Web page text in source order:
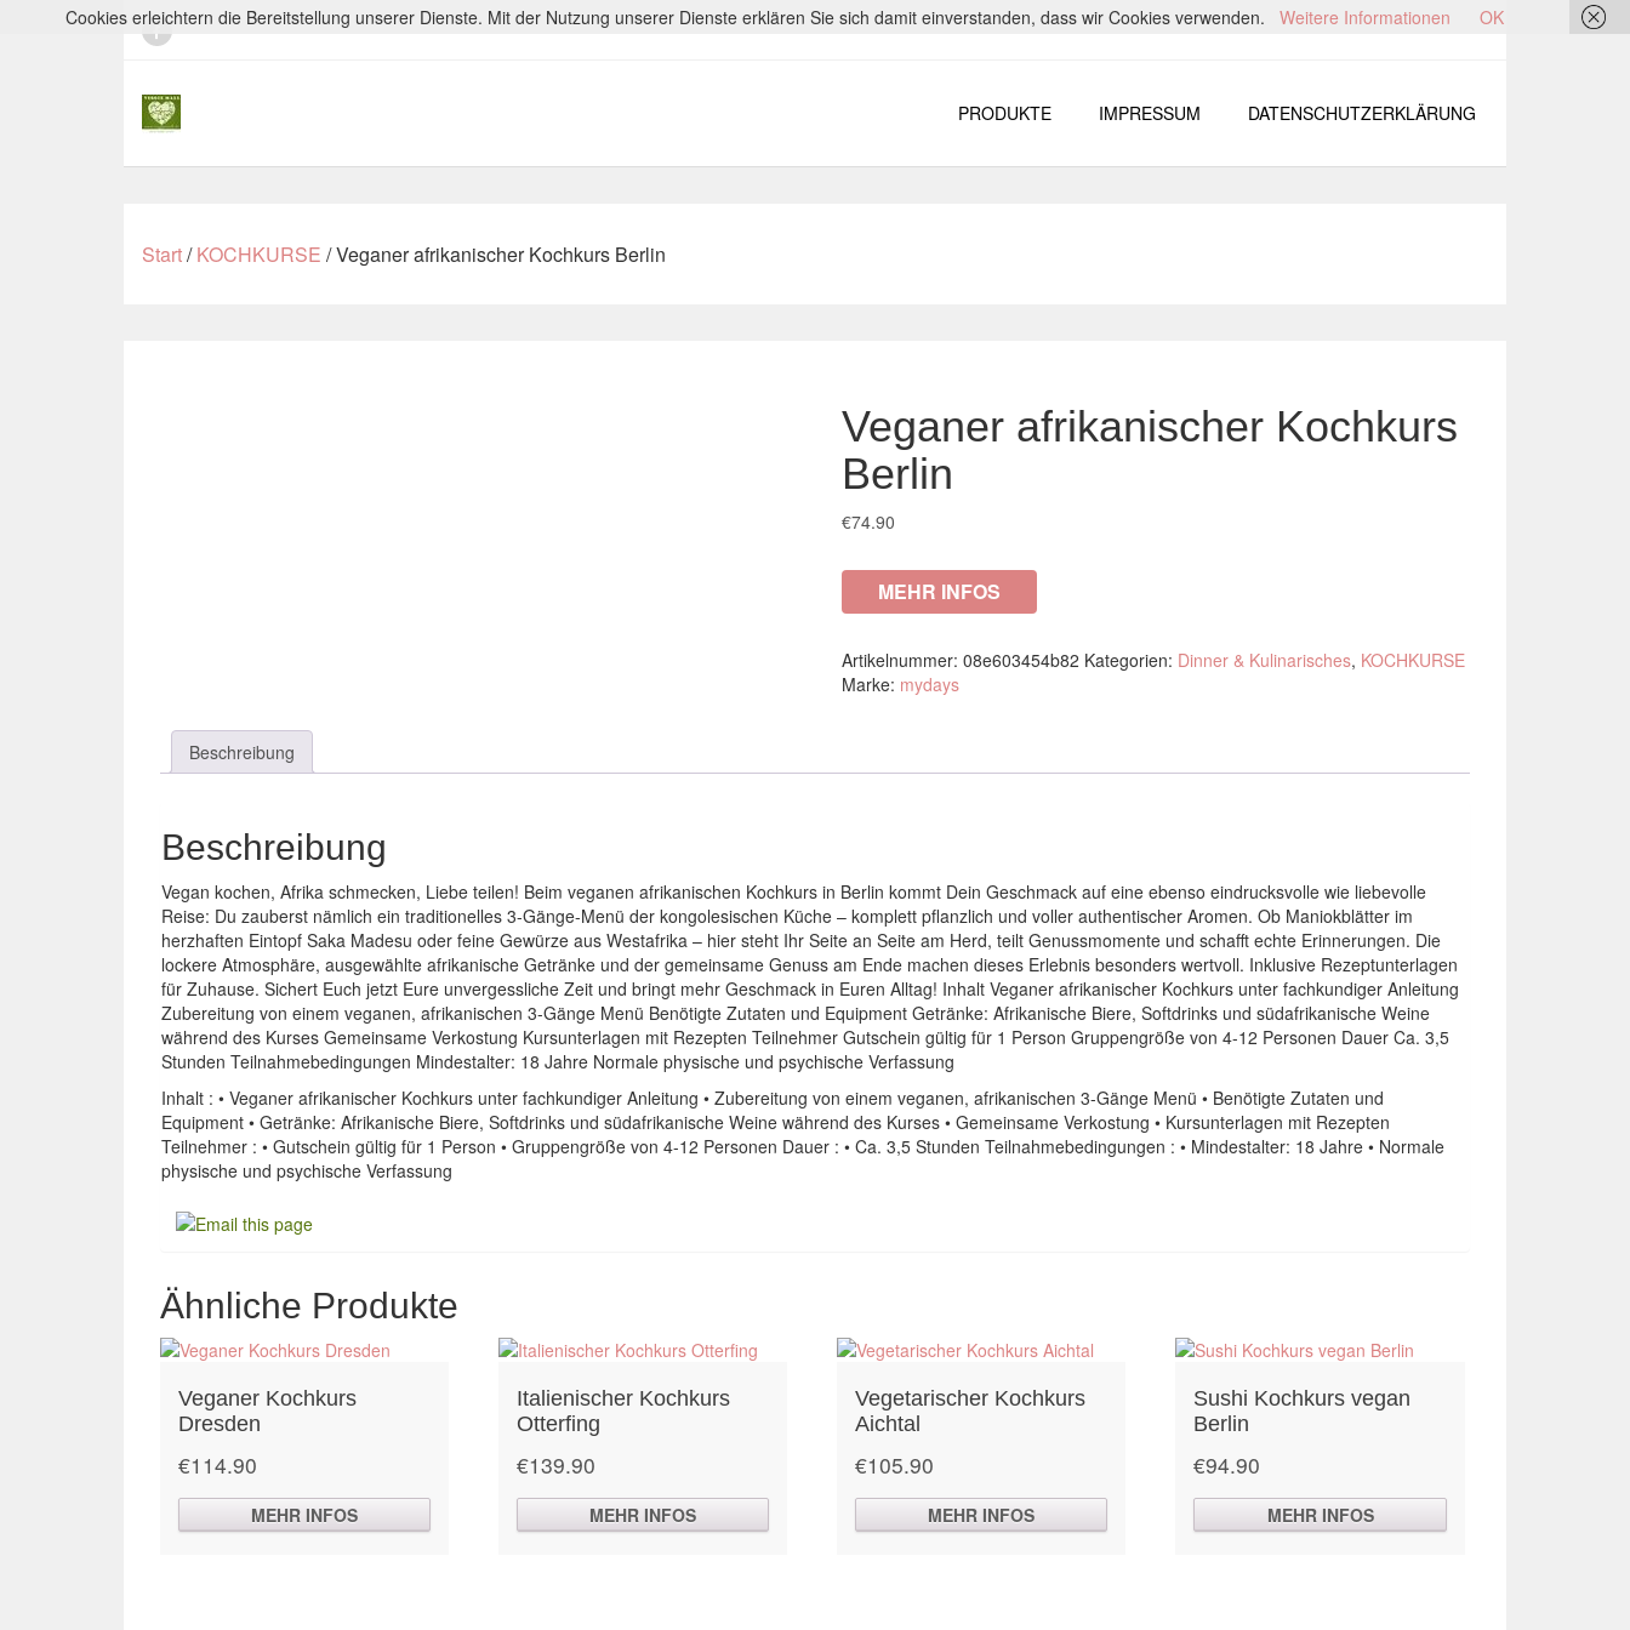
PRODUKTE IMPRESSUM DATENSCHUTZERKLÄRUNG
Start/KOCHKURSE / Veganer afrikanischer Kochkurs Berlin
Veganer afrikanischer Kochkurs
Berlin
€74.90
MEHR INFOS
Artikelnummer: 08e603454b82 Kategorien: Dinner & Kulinarisches, KOCHKURSE
Marke: mydays
Beschreibung
Beschreibung
Vegan kochen, Afrika schmecken, Liebe teilen! Beim veganen afrikanischen Kochkurs in Berlin kommt Dein Geschmack auf eine ebenso eindrucksvolle wie liebevolle
Reise: Du zauberst nämlich ein traditionelles 3-Gänge-Menü der kongolesischen Küche – komplett pflanzlich und voller authentischer Aromen. Ob Maniokblätter im
herzhaften Eintopf Saka Madesu oder feine Gewürze aus Westafrika – hier steht Ihr Seite an Seite am Herd, teilt Genussmomente und schafft echte Erinnerungen. Die
lockere Atmosphäre, ausgewählte afrikanische Getränke und der gemeinsame Genuss am Ende machen dieses Erlebnis besonders wertvoll. Inklusive Rezeptunterlagen
für Zuhause. Sichert Euch jetzt Eure unvergessliche Zeit und bringt mehr Geschmack in Euren Alltag! Inhalt Veganer afrikanischer Kochkurs unter fachkundiger Anleitung
Zubereitung von einem veganen, afrikanischen 3-Gänge Menü Benötigte Zutaten und Equipment Getränke: Afrikanische Biere, Softdrinks und südafrikanische Weine
während des Kurses Gemeinsame Verkostung Kursunterlagen mit Rezepten Teilnehmer Gutschein gültig für 1 Person Gruppengröße von 4-12 Personen Dauer Ca. 3,5
Stunden Teilnahmebedingungen Mindestalter: 18 Jahre Normale physische und psychische Verfassung
Inhalt : • Veganer afrikanischer Kochkurs unter fachkundiger Anleitung • Zubereitung von einem veganen, afrikanischen 3-Gänge Menü • Benötigte Zutaten und
Equipment • Getränke: Afrikanische Biere, Softdrinks und südafrikanische Weine während des Kurses • Gemeinsame Verkostung • Kursunterlagen mit Rezepten
Teilnehmer : • Gutschein gültig für 1 Person • Gruppengröße von 4-12 Personen Dauer : • Ca. 3,5 Stunden Teilnahmebedingungen : • Mindestalter: 18 Jahre • Normale
physische und psychische Verfassung
Ähnliche Produkte
Veganer Kochkurs
Dresden
€114.90
MEHR INFOS
Italienischer Kochkurs
Otterfing
€139.90
MEHR INFOS
Vegetarischer Kochkurs
Aichtal
€105.90
MEHR INFOS
Sushi Kochkurs vegan
Berlin
€94.90
MEHR INFOS
Cookies erleichtern die Bereitstellung unserer Dienste. Mit der Nutzung unserer Dienste erklären Sie sich damit einverstanden, dass wir Cookies verwenden. Weitere Informationen OK